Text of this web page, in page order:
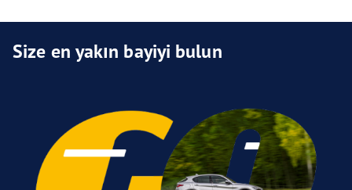
Size en yakın bayiyi bulun